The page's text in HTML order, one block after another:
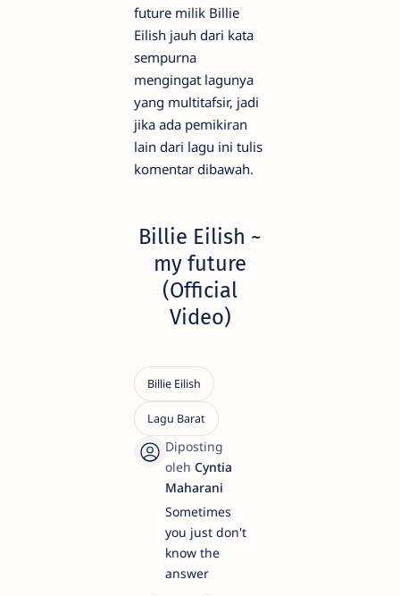
future milik Billie
Eilish jauh dari kata
sempurna
mengingat lagunya
yang multitafsir, jadi
jika ada pemikiran
lain dari lagu ini tulis
komentar dibawah.
Billie Eilish ~
my future
(Official
Video)
Sometimes
you just don't
know the
answer